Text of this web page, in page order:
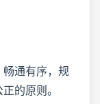
通有序，规
的原则。